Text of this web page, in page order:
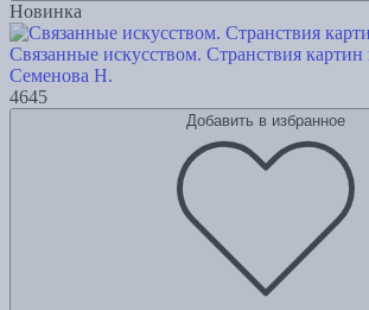
Новинка
Связанные искусством. Странствия картин
Семенова Н.
4645
Добавить в избранное